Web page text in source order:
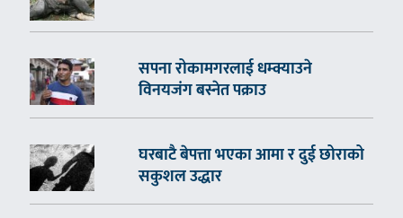
सपना रोकामगरलाई धम्क्याउने
विनयजंग बस्नेत पक्राउ
घरबाटै बेपत्ता भएका आमा र दुई छोराको
सकुशल उद्धार